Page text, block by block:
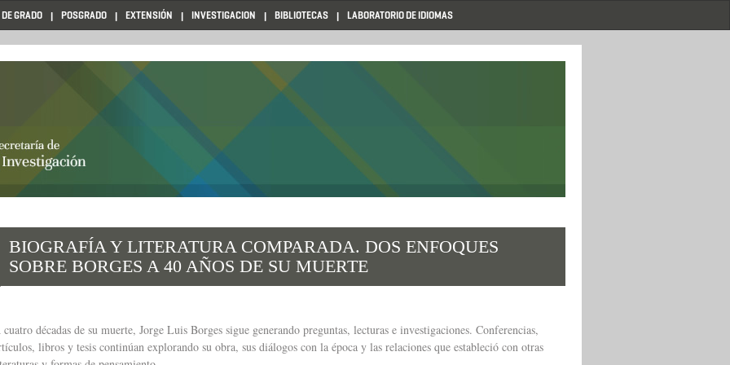
GRADO POSGRADO EXTENSIÓN INVESTIGACION BIBLIOTECAS LABORATORIO DE IDIOMAS
BIOGRAFÍA Y LITERATURA COMPARADA. DOS ENFOQUES
SOBRE BORGES A 40 AÑOS DE SU MUERTE
décadas de su muerte, Jorge Luis Borges sigue generando preguntas, lecturas e investigaciones. Conferencias,
libros y tesis continúan explorando su obra, sus diálogos con la época y las relaciones que estableció con otras